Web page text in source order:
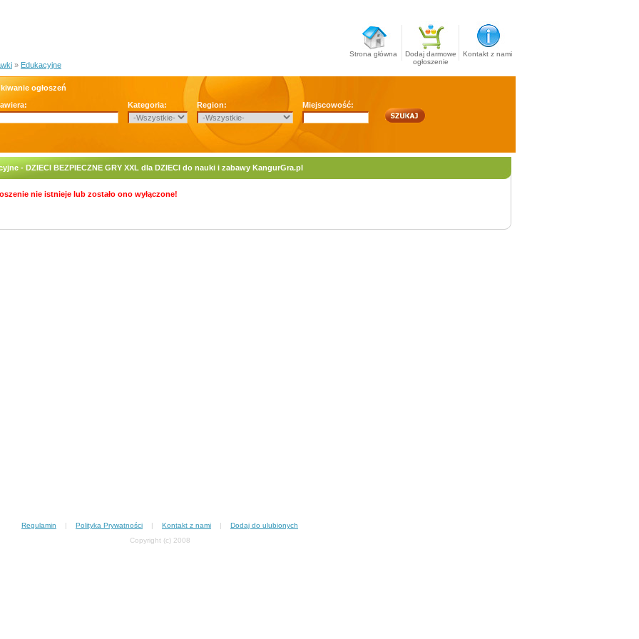
Strona główna
Dodaj darmowe
ogłoszenie
Kontakt z nami
» Edukacyjne
ogłoszeń
Kategoria: Region: Miejscowość:
- DZIECI BEZPIECZNE GRY XXL dla DZIECI do nauki i zabawy KangurGra.pl
nie istnieje lub zostało ono wyłączone!
Regulamin | Polityka Prywatności | Kontakt z nami | Dodaj do ulubionych
Copyright (c) 2008